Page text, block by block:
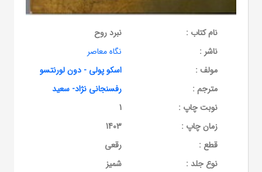
نام کتاب :
نبرد روح
ناشر :
نگاه معاصر
مولف :
اسکو پولی - دون لورنتسو
مترجم :
رفسنجانی نژاد- سعید
نوبت چاپ :
1
زمان چاپ :
1403
قطع :
رقعی
نوع جلد :
شمیز